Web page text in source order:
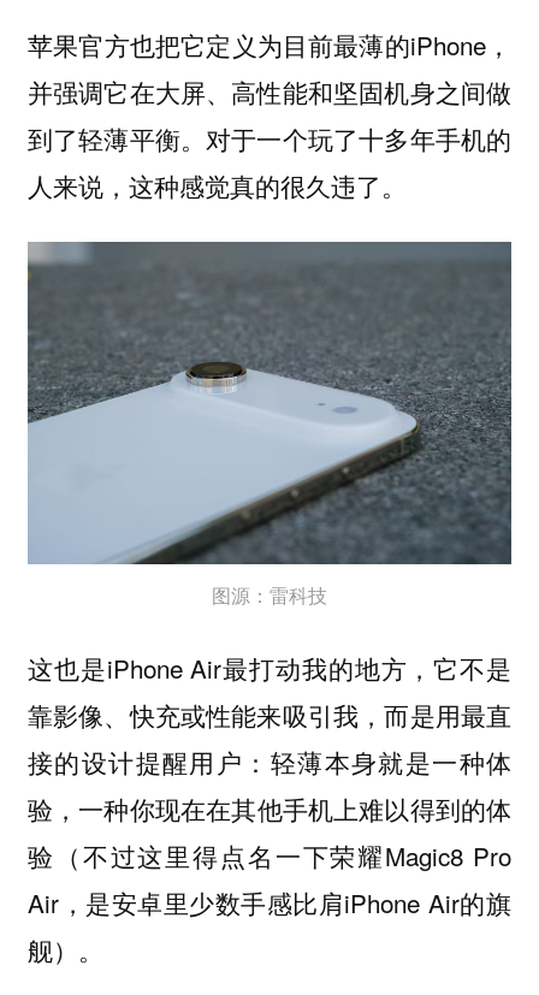
苹果官方也把它定义为目前最薄的iPhone，
并强调它在大屏、高性能和坚固机身之间做
到了轻薄平衡。对于一个玩了十多年手机的
人来说，这种感觉真的很久违了。
图源：雷科技
这也是iPhone Air最打动我的地方，它不是
靠影像、快充或性能来吸引我，而是用最直
接的设计提醒用户：轻薄本身就是一种体
验， 一种你现在在其他手机上难以得到的体
验（不过这里得点名一下荣耀Magic8 Pro
Air，是安卓里少数手感比肩iPhone Air的旗
舰）。